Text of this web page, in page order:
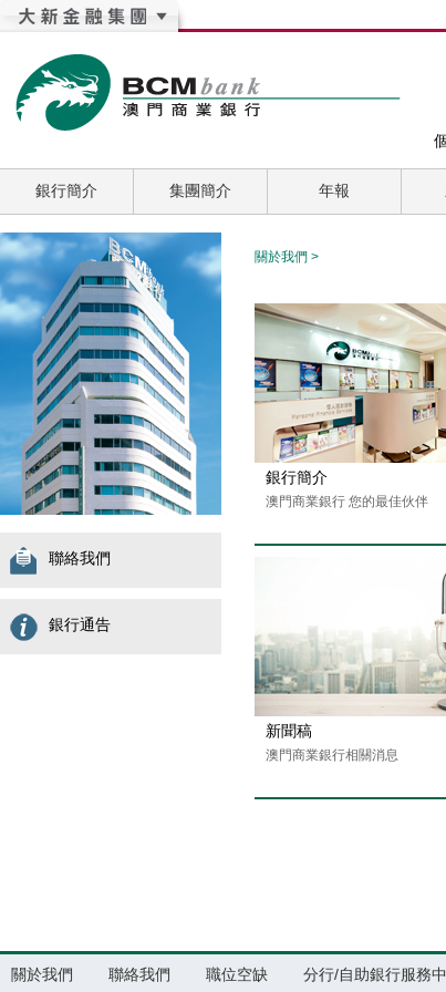
銀行簡介 集團簡介 年報
聯絡我們
銀行通告
關於我們 >
銀行簡介
澳門商業銀行 您的最佳伙伴
新聞稿
澳門商業銀行相關消息
關於我們 聯絡我們 職位空缺 分行/自助銀行服務